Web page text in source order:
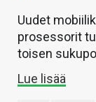
Uudet
prosessorit
toisen
Lue lisää